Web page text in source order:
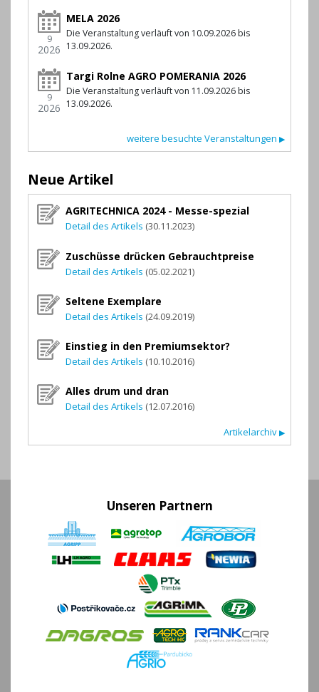
9
2026
MELA 2026
Die Veranstaltung verläuft von 10.09.2026 bis
13.09.2026.
9
2026
Targi Rolne AGRO POMERANIA 2026
Die Veranstaltung verläuft von 11.09.2026 bis
13.09.2026.
weitere besuchte Veranstaltungen ▶
Neue Artikel
AGRITECHNICA 2024 - Messe-spezial
Detail des Artikels (30.11.2023)
Zuschüsse drücken Gebrauchtpreise
Detail des Artikels (05.02.2021)
Seltene Exemplare
Detail des Artikels (24.09.2019)
Einstieg in den Premiumsektor?
Detail des Artikels (10.10.2016)
Alles drum und dran
Detail des Artikels (12.07.2016)
Artikelarchiv ▶
Unseren Partnern